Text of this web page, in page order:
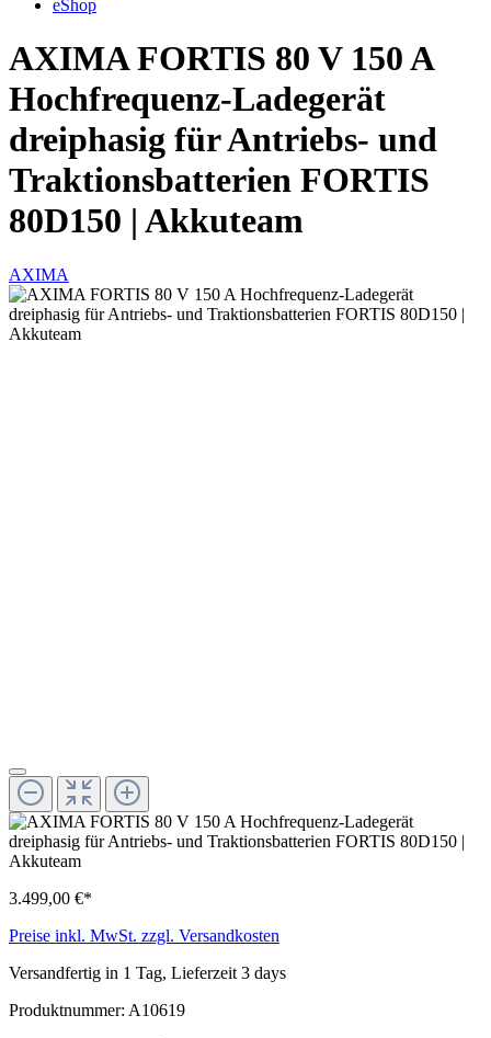
eShop
AXIMA FORTIS 80 V 150 A
Hochfrequenz-Ladegerät
dreiphasig für Antriebs- und
Traktionsbatterien FORTIS
80D150 | Akkuteam
AXIMA
3.499,00 €*
Preise inkl. MwSt. zzgl. Versandkosten
Versandfertig in 1 Tag, Lieferzeit 3 days
Produktnummer: A10619